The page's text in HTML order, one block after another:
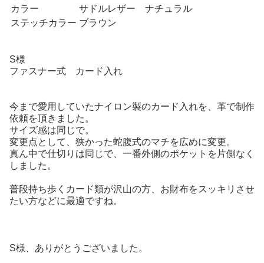
カラー
サドルレザー ナチュラル
ステッチカラー ブラウン
S様
ファスナー式 カード入れ
今まで愛用していたナイロン製のカード入れを、革で制作
依頼を頂きました。
サイズ感は同じで。
変更点として、狭かった蛇腹式のマチを広めに変更。
真ん中で仕切りは同じで、一番外側のポケットを片側なく
しました。
普段持ち歩くカード類が沢山の方、お財布をスッキリさせ
たい方などに最適ですね。
S様、ありがとうございました。